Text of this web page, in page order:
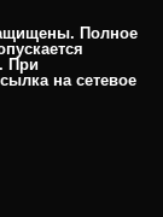
Полное
При
на сетевое